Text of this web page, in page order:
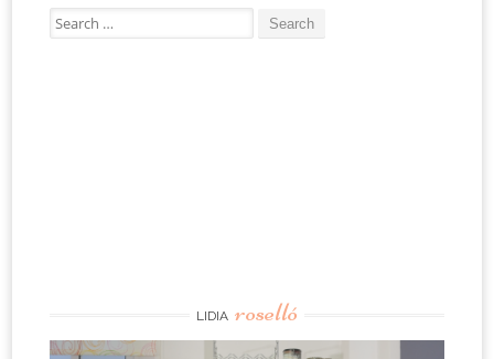
Search
for:
LIDIA roselló